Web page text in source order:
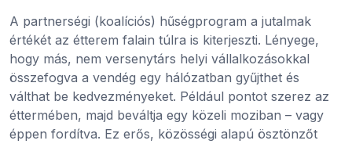
A partnerségi (koalíciós) hűségprogram a jutalmak
értékét az étterem falain túlra is kiterjeszti. Lényege,
hogy más, nem versenytárs helyi vállalkozásokkal
összefogva a vendég egy hálózatban gyűjthet és
válthat be kedvezményeket. Például pontot szerez az
éttermében, majd beváltja egy közeli moziban – vagy
éppen fordítva. Ez erős, közösségi alapú ösztönzőt